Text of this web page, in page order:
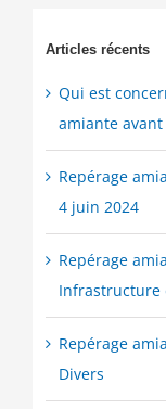
Articles récents
Qui est
amiante avant
Repérage
4 juin 2024
Repérage
Infrastructure
Repérage
Divers